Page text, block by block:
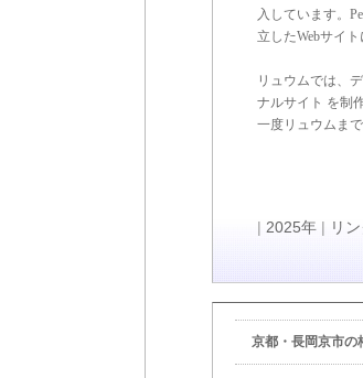
入しています。
立したWebサイト
リュウムでは、
ナルサイト を制
一度リュウムま
| 2025年| リ
京都・長岡京市の